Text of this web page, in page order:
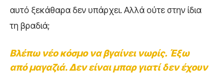
αυτό ξεκάθαρα δεν υπάρχει. Αλλά ούτε στην ίδια
τη βραδιά;
Βλέπω νέο κόσμο να βγαίνει νωρίς. Έξω
από μαγαζιά. Δεν είναι μπαρ γιατί δεν έχουν